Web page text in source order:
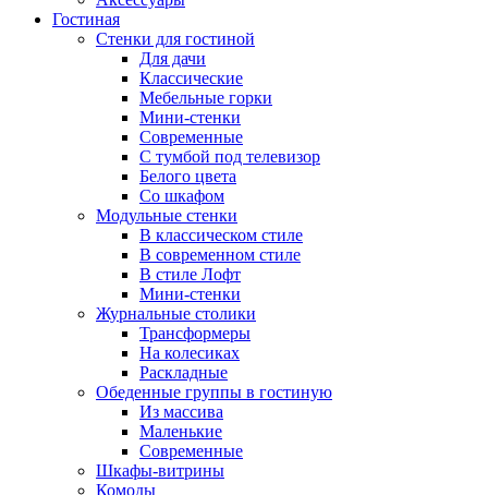
Гостиная
Стенки для гостиной
Для дачи
Классические
Мебельные горки
Мини-стенки
Современные
С тумбой под телевизор
Белого цвета
Со шкафом
Модульные стенки
В классическом стиле
В современном стиле
В стиле Лофт
Мини-стенки
Журнальные столики
Трансформеры
На колесиках
Раскладные
Обеденные группы в гостиную
Из массива
Маленькие
Современные
Шкафы-витрины
Комоды